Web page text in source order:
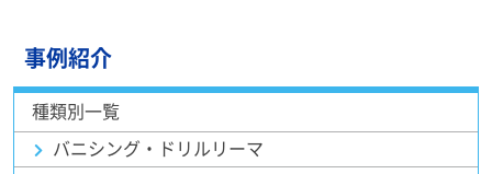
事例紹介
種類別一覧
バニシング・ドリルリーマ